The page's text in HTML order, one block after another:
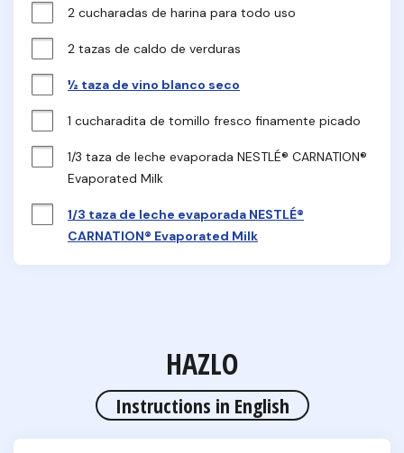
2 cucharadas de harina para todo uso
2 tazas de caldo de verduras
½ taza de vino blanco seco
1 cucharadita de tomillo fresco finamente picado
1/3 taza de leche evaporada NESTLÉ® CARNATION®
Evaporated Milk
1/3 taza de leche evaporada NESTLÉ®
CARNATION® Evaporated Milk
HAZLO
Instructions in English